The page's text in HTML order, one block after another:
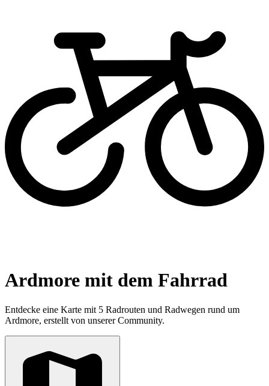
Ardmore mit dem Fahrrad
Entdecke eine Karte mit 5 Radrouten und Radwegen rund um
Ardmore, erstellt von unserer Community.